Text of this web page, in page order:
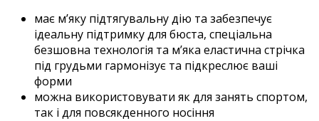
має м’яку підтягувальну дію та забезпечує
ідеальну підтримку для бюста, спеціальна
безшовна технологія та м’яка еластична стрічка
під грудьми гармонізує та підкреслює ваші
форми
можна використовувати як для занять спортом,
так і для повсякденного носіння